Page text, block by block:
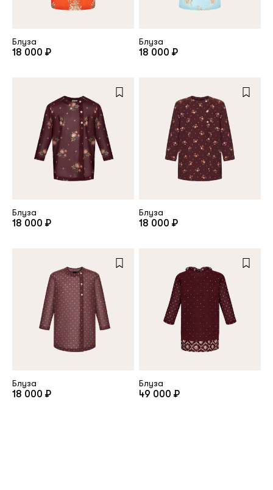
Пароль
Запомнить меня
Блуза
18 000 ₽
Блуза
18 000 ₽
Блуза
18 000 ₽
Блуза
18 000 ₽
Блуза
18 000 ₽
Блуза
49 000 ₽